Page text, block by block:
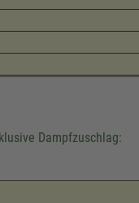
Dampfzuschlag: